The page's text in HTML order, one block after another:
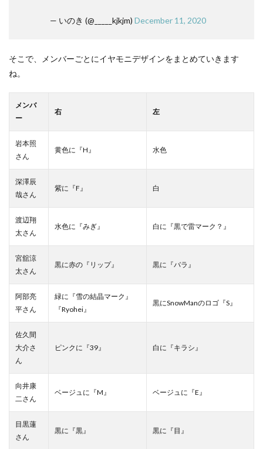
— いのき (@_____kjkjm) December 11, 2020
そこで、メンバーごとにイヤモニデザインをまとめていきます
ね。
メンバ
ー
右 左
岩本照
さん
黄色に『H』 水色
深澤辰
哉さん
紫に『F』 白
渡辺翔
太さん
水色に『みぎ』 白に『黒で雷マーク？』
宮舘涼
太さん
黒に赤の『リップ』 黒に『バラ』
阿部亮
平さん
緑に『雪の結晶マーク』
『Ryohei』
黒にSnowManのロゴ『S』
佐久間
大介さ
ん
ピンクに『39』 白に『キラシ』
向井康
二さん
ベージュに『M』 ベージュに『E』
目黒蓮
さん
黒に『黒』 黒に『目』